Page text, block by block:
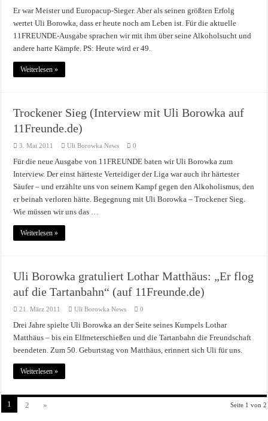
Er war Meister und Europacup-Sieger. Aber als seinen größten Erfolg
wertet Uli Borowka, dass er heute noch am Leben ist. Für die aktuelle
11FREUNDE-Ausgabe sprachen wir mit ihm über seine Alkoholsucht und
andere harte Kämpfe. PS: Heute wird er 49.
Weiterlesen »
Trockener Sieg (Interview mit Uli Borowka auf
11Freunde.de)
3. Mai 2011 Uli Borowka News 0
Für die neue Ausgabe von 11FREUNDE baten wir Uli Borowka zum
Interview. Der einst härteste Verteidiger der Liga war auch ihr härtester
Säufer – und erzählte uns von seinem Kampf gegen den Alkoholismus, den
er beinah verloren hätte. Begegnung mit Uli Borowka – Trockener Sieg.
Wie müssen wir uns das …
Weiterlesen »
Uli Borowka gratuliert Lothar Matthäus: „Er flog
auf die Tartanbahn“ (auf 11Freunde.de)
21. März 2011 Uli Borowka News 0
Drei Jahre spielte Uli Borowka an der Seite seines Kumpels Lothar
Matthäus – bis ein Elfmeterschießen und die Tartanbahn die Freundschaft
beendeten. Zum 50. Geburtstag von Matthäus, erinnert sich Uli für uns.
Weiterlesen »
Seite 1 von 2
1 2 »